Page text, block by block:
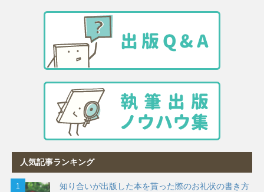
人気記事ランキング
知り合いが出版した本を貰った際のお礼状の書き方